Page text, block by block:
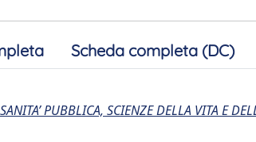
Scheda completa (DC)
PUBBLICA, SCIENZE DELLA VITA E